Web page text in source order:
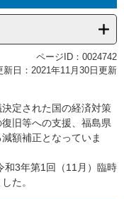
ページID：0024742
新日：2021年11月30日更新
定された国の経済対策
旧等への支援、福島県
額補正となっていま
和3年第1回（11月）臨時
た。